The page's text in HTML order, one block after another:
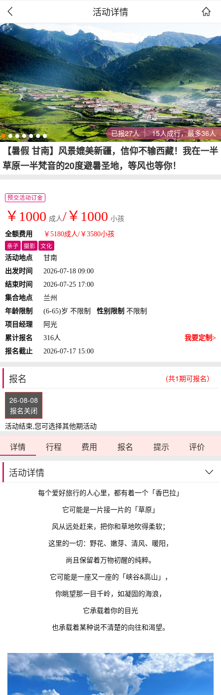
 活动详情 
已报27人 15人成行，最多36人
【暑假 甘南】风景媲美新疆，信仰不输西藏！我在一半
草原一半梵音的20度避暑圣地，等风也等你！
预交活动订金
￥1000 成人/￥1000 小孩
全额费用 ￥5180成人/￥3580小孩
亲子 摄影 文化
活动地点
甘南
出发时间
2026-07-18 09:00
结束时间
2026-07-25 17:00
集合地点
兰州
年龄限制
(6-65)岁 不限制 性别限制 不限制
项目经理
阿光
累计报名
316人
我要定制>
报名截止
2026-07-17 15:00
报名 (共1期可报名）
26-08-08
报名关闭
活动结束,您可选择其他期活动
详情 行程 费用 报名 提示 评价
活动详情
每个爱好旅行的人心里，都有着一个「香巴拉」
它可能是一片接一片的「草原」
风从远处赶来，把你和草地吹得柔软；
这里的一切：野花、嫩芽、清风、暖阳，
尚且保留着万物初醒的纯粹。
它可能是一座又一座的「峡谷&高山 」，
你眺望那一目千岭，如凝固的海浪，
它承载着你的目光
也承载着某种说不清楚的向往和渴望。